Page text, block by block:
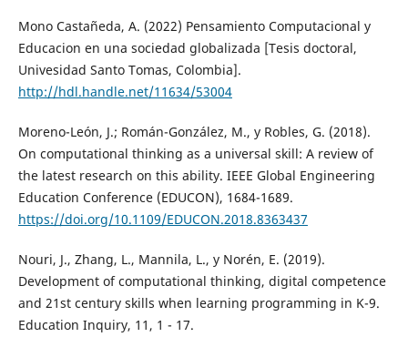
Mono Castañeda, A. (2022) Pensamiento Computacional y
Educacion en una sociedad globalizada [Tesis doctoral,
Univesidad Santo Tomas, Colombia].
http://hdl.handle.net/11634/53004
Moreno-León, J.; Román-González, M., y Robles, G. (2018).
On computational thinking as a universal skill: A review of
the latest research on this ability. IEEE Global Engineering
Education Conference (EDUCON), 1684-1689.
https://doi.org/10.1109/EDUCON.2018.8363437
Nouri, J., Zhang, L., Mannila, L., y Norén, E. (2019).
Development of computational thinking, digital competence
and 21st century skills when learning programming in K-9.
Education Inquiry, 11, 1 - 17.